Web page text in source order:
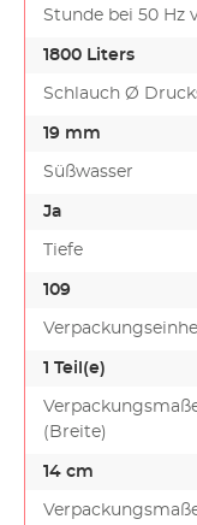
Stunde bei 50 Hz
1800 Liters
Schlauch Ø
19 mm
Süßwasser
Ja
Tiefe
109
1 Teil(e)
(Breite)
14 cm